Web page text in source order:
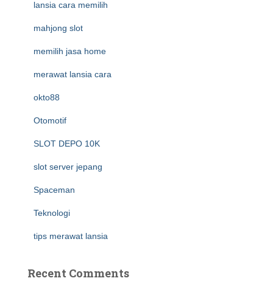
lansia cara memilih
mahjong slot
memilih jasa home
merawat lansia cara
okto88
Otomotif
SLOT DEPO 10K
slot server jepang
Spaceman
Teknologi
tips merawat lansia
Recent Comments